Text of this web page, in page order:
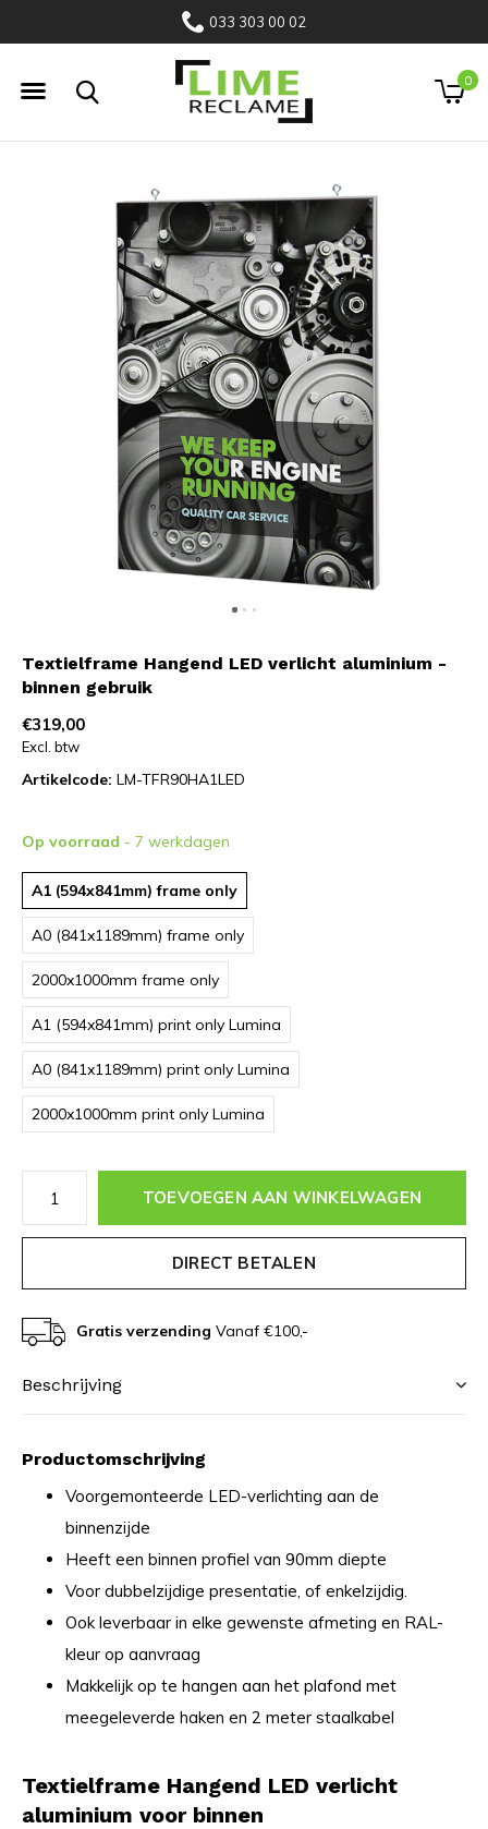
033 303 00 02
0
Textielframe Hangend LED verlicht aluminium -
binnen gebruik
€319,00
Excl. btw
Artikelcode: LM-TFR90HA1LED
Op voorraad - 7 werkdagen
A1 (594x841mm) frame only
A0 (841x1189mm) frame only
2000x1000mm frame only
A1 (594x841mm) print only Lumina
A0 (841x1189mm) print only Lumina
2000x1000mm print only Lumina
TOEVOEGEN AAN WINKELWAGEN
DIRECT BETALEN
Gratis verzending Vanaf €100,-
Beschrijving
Productomschrijving
Voorgemonteerde LED-verlichting aan de
binnenzijde
Heeft een binnen profiel van 90mm diepte
Voor dubbelzijdige presentatie, of enkelzijdig.
Ook leverbaar in elke gewenste afmeting en RAL-
kleur op aanvraag
Makkelijk op te hangen aan het plafond met
meegeleverde haken en 2 meter staalkabel
Textielframe Hangend LED verlicht
aluminium voor binnen